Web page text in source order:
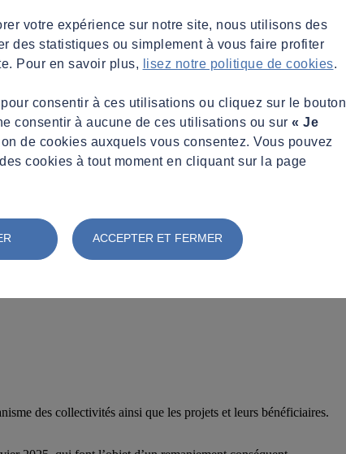
les nouveautés 2025 !
des collectivités ainsi que les projets et leurs bénéficiaires.
votre expérience sur notre site, nous utilisons des
des statistiques ou simplement à vous faire profiter
Pour en savoir plus,
lisez notre politique de cookies.
pour consentir à ces utilisations ou cliquez sur le bouton
consentir à aucune de ces utilisations ou sur « Je
de cookies auxquels vous consentez. Vous pouvez
cookies à tout moment en cliquant sur la page
ACCEPTER ET FERMER